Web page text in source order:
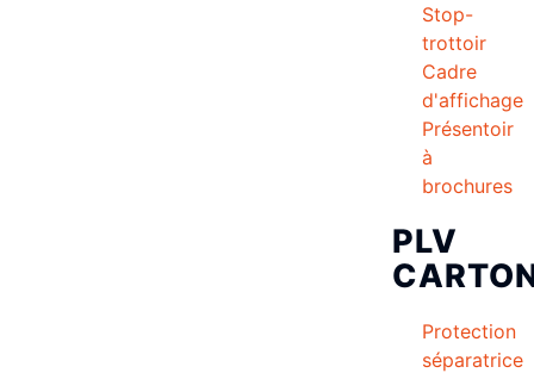
Stop-
trottoir
Cadre
d'affichage
Présentoir
à
brochures
PLV
Protection
séparatrice